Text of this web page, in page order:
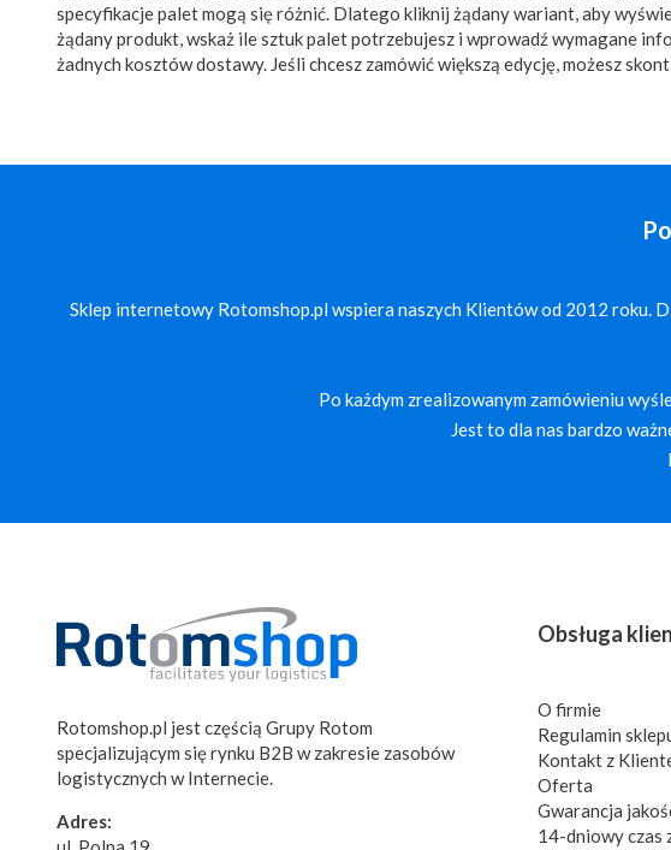
specyfikacje palet mogą się różnić. Dlatego kliknij żądany wariant, aby
żądany produkt, wskaż ile sztuk palet potrzebujesz i wprowadź wymagane
żadnych kosztów dostawy. Jeśli chcesz zamówić większą edycję, możesz
Sklep internetowy Rotomshop.pl wspiera naszych Klientów od 2012 roku.
Po każdym zrealizowanym zamówieniu
Jest to dla nas bardzo
Rotomshop.pl jest częścią Grupy Rotom
specjalizującym się rynku B2B w zakresie zasobów
logistycznych w Internecie.
Adres:
Obsługa
O firmie
Regulamin
Kontakt z
Oferta
Gwarancja
14-dniowy czas